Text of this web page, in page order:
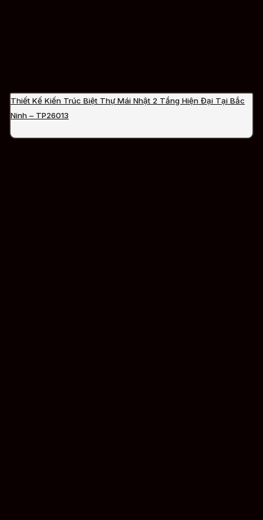
Thiết Kế Kiến Trúc Biệt Thự Mái Nhật 2 Tầng Hiện Đại Tại Bắc
Ninh – TP26013